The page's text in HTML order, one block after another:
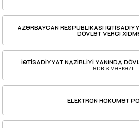
AZƏRBAYCAN RESPUBLİKASI
DÖVLƏT VERGİ
İQTİSADİYYAT NAZİRLİYİ YANINDA
TƏDRİS MƏRKƏZİ
ELEKTRON HÖKUMƏT